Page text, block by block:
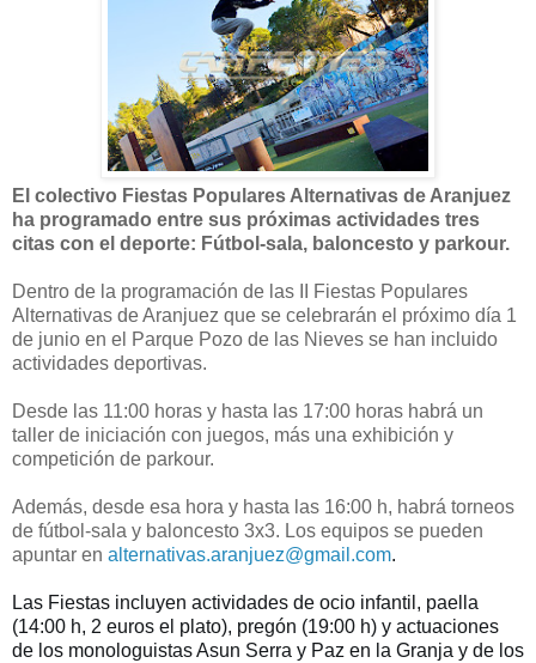
El colectivo Fiestas Populares Alternativas de Aranjuez
ha programado entre sus próximas actividades tres
citas con el deporte: Fútbol-sala, baloncesto y parkour.
Dentro de la programación de las II Fiestas Populares
Alternativas de Aranjuez que se celebrarán el próximo día 1
de junio en el Parque Pozo de las Nieves se han incluido
actividades deportivas.
Desde las 11:00 horas y hasta las 17:00 horas habrá un
taller de iniciación con juegos, más una exhibición y
competición de parkour.
Además, desde esa hora y hasta las 16:00 h, habrá torneos
de fútbol-sala y baloncesto 3x3. Los equipos se pueden
apuntar en alternativas.aranjuez@gmail.com.
Las Fiestas incluyen actividades de ocio infantil, paella
(14:00 h, 2 euros el plato), pregón (19:00 h) y actuaciones
de los monologuistas Asun Serra y Paz en la Granja y de los